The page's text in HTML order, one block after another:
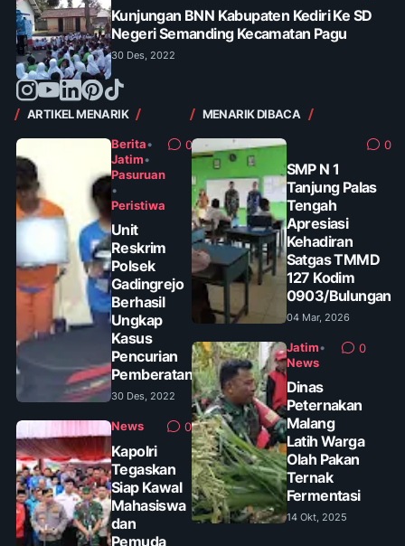
Kunjungan BNN Kabupaten Kediri Ke SD
Negeri Semanding Kecamatan Pagu
30 Des, 2022
ARTIKEL MENARIK
Berita•
Jatim•
Pasuruan
•
Peristiwa
0
Unit
Reskrim
Polsek
Gadingrejo
Berhasil
Ungkap
Kasus
Pencurian
Pemberatan
30 Des, 2022
News 0
Kapolri
Tegaskan
Siap Kawal
Mahasiswa
dan
Pemuda
MENARIK DIBACA
0
SMP N 1
Tanjung Palas
Tengah
Apresiasi
Kehadiran
Satgas TMMD
127 Kodim
0903/Bulungan
04 Mar, 2026
Jatim•
News
0
Dinas
Peternakan
Malang
Latih Warga
Olah Pakan
Ternak
Fermentasi
14 Okt, 2025